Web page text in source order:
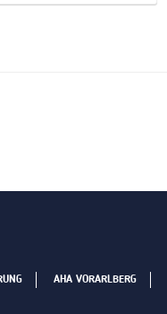
AHA VORARLBERG